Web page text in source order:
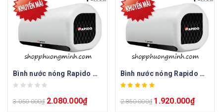
Bình nước nóng Rapido Greta GA 20L
3.050.000₫ 2.080.000₫
Bình nước nóng Rapido Greta GA 15L
2.850.000₫ 1.920.000₫